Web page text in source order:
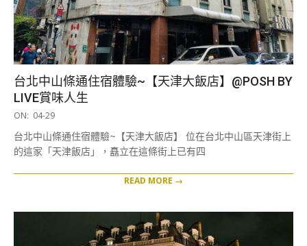
台北中山條通住宿體驗~【天津大飯店】@POSH BY
LIVE賞味人生
2021-
29
ON: 04-29
台北中山條通住宿體驗~【天津大飯店】 位在台北中山區天津街上
的這家「天津飯店」，矗立在這條街上已有四
READ MORE →